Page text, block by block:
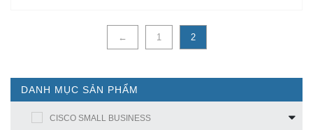
← 1 2
DANH MỤC SẢN PHẨM
CISCO SMALL BUSINESS